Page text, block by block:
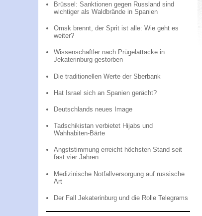
Brüssel: Sanktionen gegen Russland sind
wichtiger als Waldbrände in Spanien
Omsk brennt, der Sprit ist alle: Wie geht es
weiter?
Wissenschaftler nach Prügelattacke in
Jekaterinburg gestorben
Die traditionellen Werte der Sberbank
Hat Israel sich an Spanien gerächt?
Deutschlands neues Image
Tadschikistan verbietet Hijabs und
Wahhabiten-Bärte
Angststimmung erreicht höchsten Stand seit
fast vier Jahren
Medizinische Notfallversorgung auf russische
Art
Der Fall Jekaterinburg und die Rolle Telegrams